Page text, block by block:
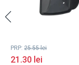
PRP: 25.55lei
21.30 lei